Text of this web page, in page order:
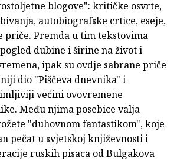
blogove": kritičke osvrte,
autobiografske crtice, eseje,
Premda u tim tekstovima
dubine i širine na život i
ipak su ovdje sabrane priče
dio "Piščeva dnevnika" i
većini ovovremene
Među njima posebice valja
"duhovnom fantastikom", koje
pečat u svjetskoj književnosti i
ruskih pisaca od Bulgakova